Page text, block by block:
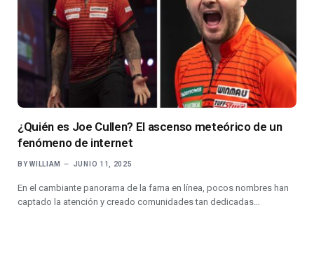
¿Quién es Joe Cullen? El ascenso meteórico de un
fenómeno de internet
BY WILLIAM JUNIO 11, 2025
En el cambiante panorama de la fama en línea, pocos nombres han
captado la atención y creado comunidades tan dedicadas…